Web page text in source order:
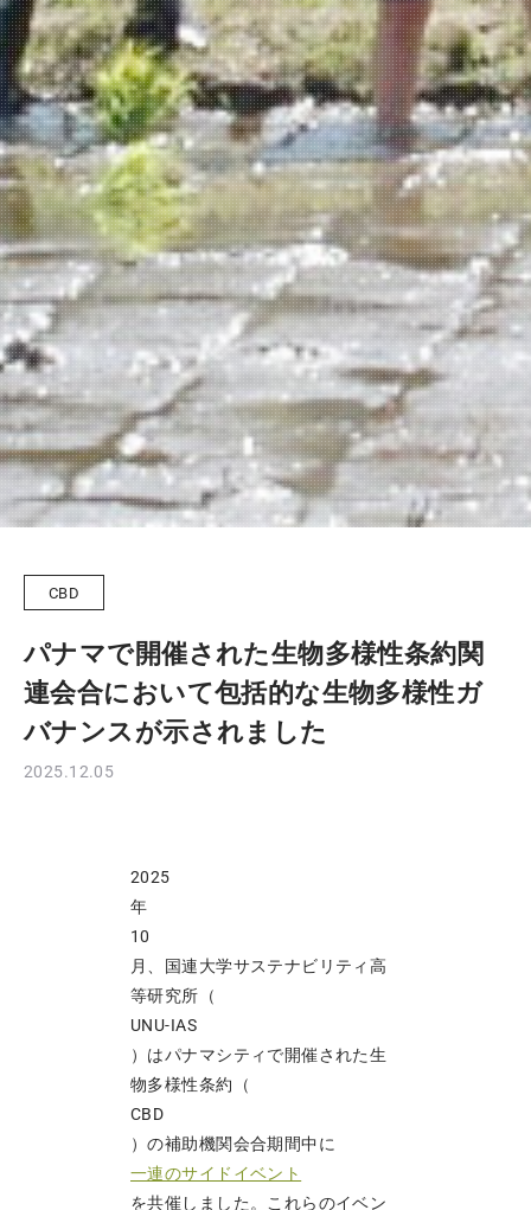
CBD
パナマで開催された生物多様性条約関
連会合において包括的な生物多様性ガ
バナンスが示されました
2025.12.05
2025
年
10
月、国連大学サステナビリティ高
等研究所（
UNU-IAS
）はパナマシティで開催された生
物多様性条約（
CBD
）の補助機関会合期間中に
一連のサイドイベント
を共催しました。これらのイベン